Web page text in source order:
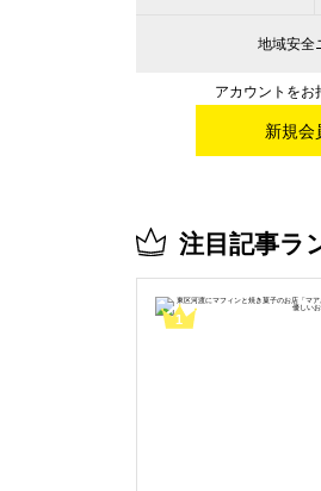
地域安全
アカウントをお
新規会
注目記事ラ